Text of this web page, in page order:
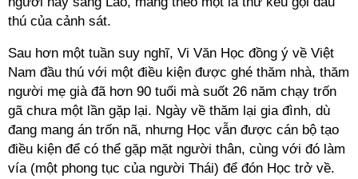
thú của cảnh sát.
Sau hơn một tuần suy nghĩ, Vi Văn Học đồng ý về Việt
Nam đầu thú với một điều kiện được ghé thăm nhà, thăm
người mẹ già đã hơn 90 tuổi mà suốt 26 năm chạy trốn
gã chưa một lần gặp lại. Ngày về thăm lại gia đình, dù
đang mang án trốn nã, nhưng Học vẫn được cán bộ tạo
điều kiện để có thể gặp mặt người thân, cùng với đó làm
vía (một phong tục của người Thái) để đón Học trở về.